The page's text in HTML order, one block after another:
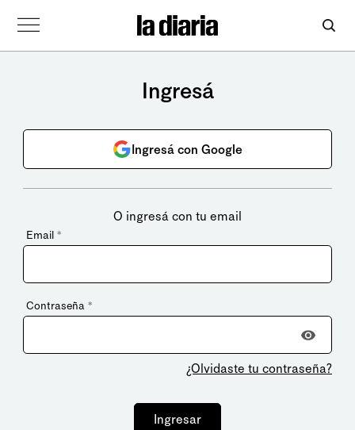
Ingresá
Ingresá con Google
O ingresá con tu email
Email *
Contraseña *
¿Olvidaste tu contraseña?
Ingresar